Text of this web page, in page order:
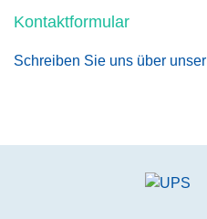
Kontaktformular
Schreiben Sie uns über unser